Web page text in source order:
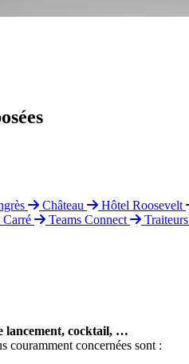
Château Hôtel Roosevelt
Carré Teams Connect Traiteurs
lancement, cocktail, …
couramment concernées sont :